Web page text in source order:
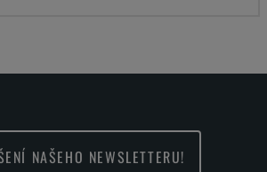
NAŠEHO NEWSLETTERU!